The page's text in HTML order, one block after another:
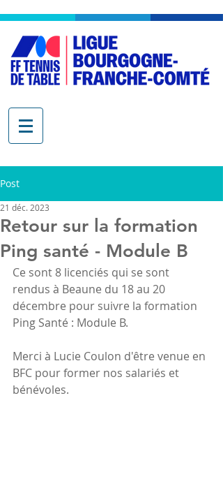
Post
Retour sur la formation
Ping santé - Module B
21 déc. 2023
Ce sont 8 licenciés qui se sont
rendus à Beaune du 18 au 20
décembre pour suivre la formation
Ping Santé : Module B.
Merci à Lucie Coulon d'être venue en
BFC pour former nos salariés et
bénévoles.